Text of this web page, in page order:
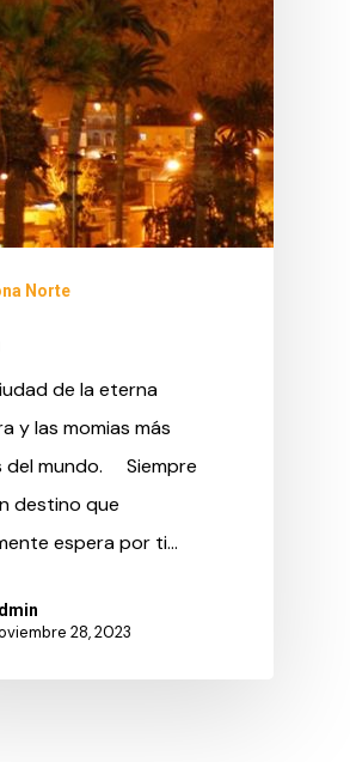
Norte
de la eterna
y las momias más
del mundo. Siempre
destino que
espera por ti…
28, 2023